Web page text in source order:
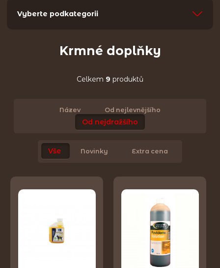
Vyberte podkategorii
Krmné doplňky
Celkem 9 produktů
Název Od nejlevnějšího
Od nejdražšího
Vše Novinky Extra cena